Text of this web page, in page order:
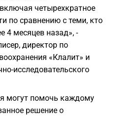
четырехкратное
по сравнению с теми, кто
4 месяцев назад», -
директор по
«Клалит» и
исследовательского
могут помочь каждому
решение о